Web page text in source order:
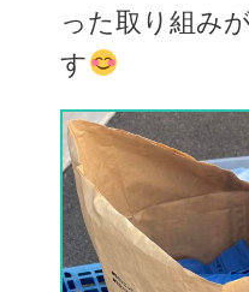
った取り組み
す